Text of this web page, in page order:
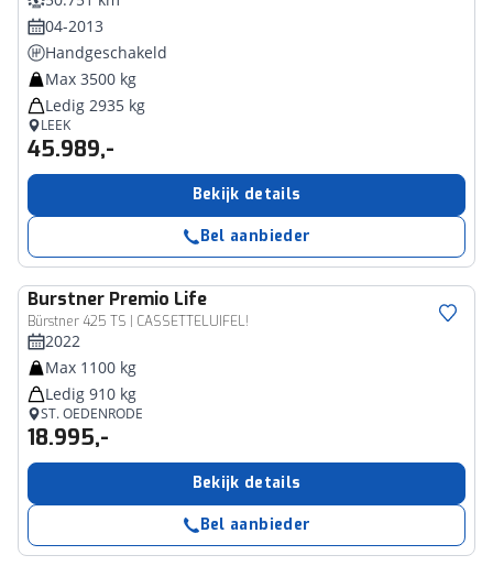
04-2013
Handgeschakeld
Max 3500 kg
Ledig 2935 kg
LEEK
45.989,-
Bekijk details
Bel aanbieder
Burstner Premio Life
Bürstner 425 TS | CASSETTELUIFEL!
2022
Max 1100 kg
Ledig 910 kg
ST. OEDENRODE
18.995,-
Bekijk details
Bel aanbieder